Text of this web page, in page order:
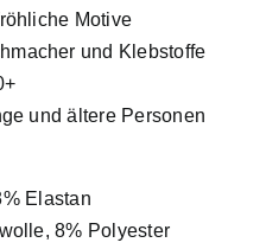
Motive
und Klebstoffe
und ältere Personen
Elastan
8% Polyester